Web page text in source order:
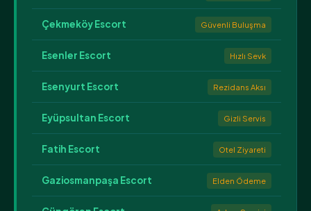
Çekmeköy Escort Güvenli Buluşma
Esenler Escort Hızlı Sevk
Esenyurt Escort Rezidans Aksı
Eyüpsultan Escort Gizli Servis
Fatih Escort Otel Ziyareti
Gaziosmanpaşa Escort Elden Ödeme